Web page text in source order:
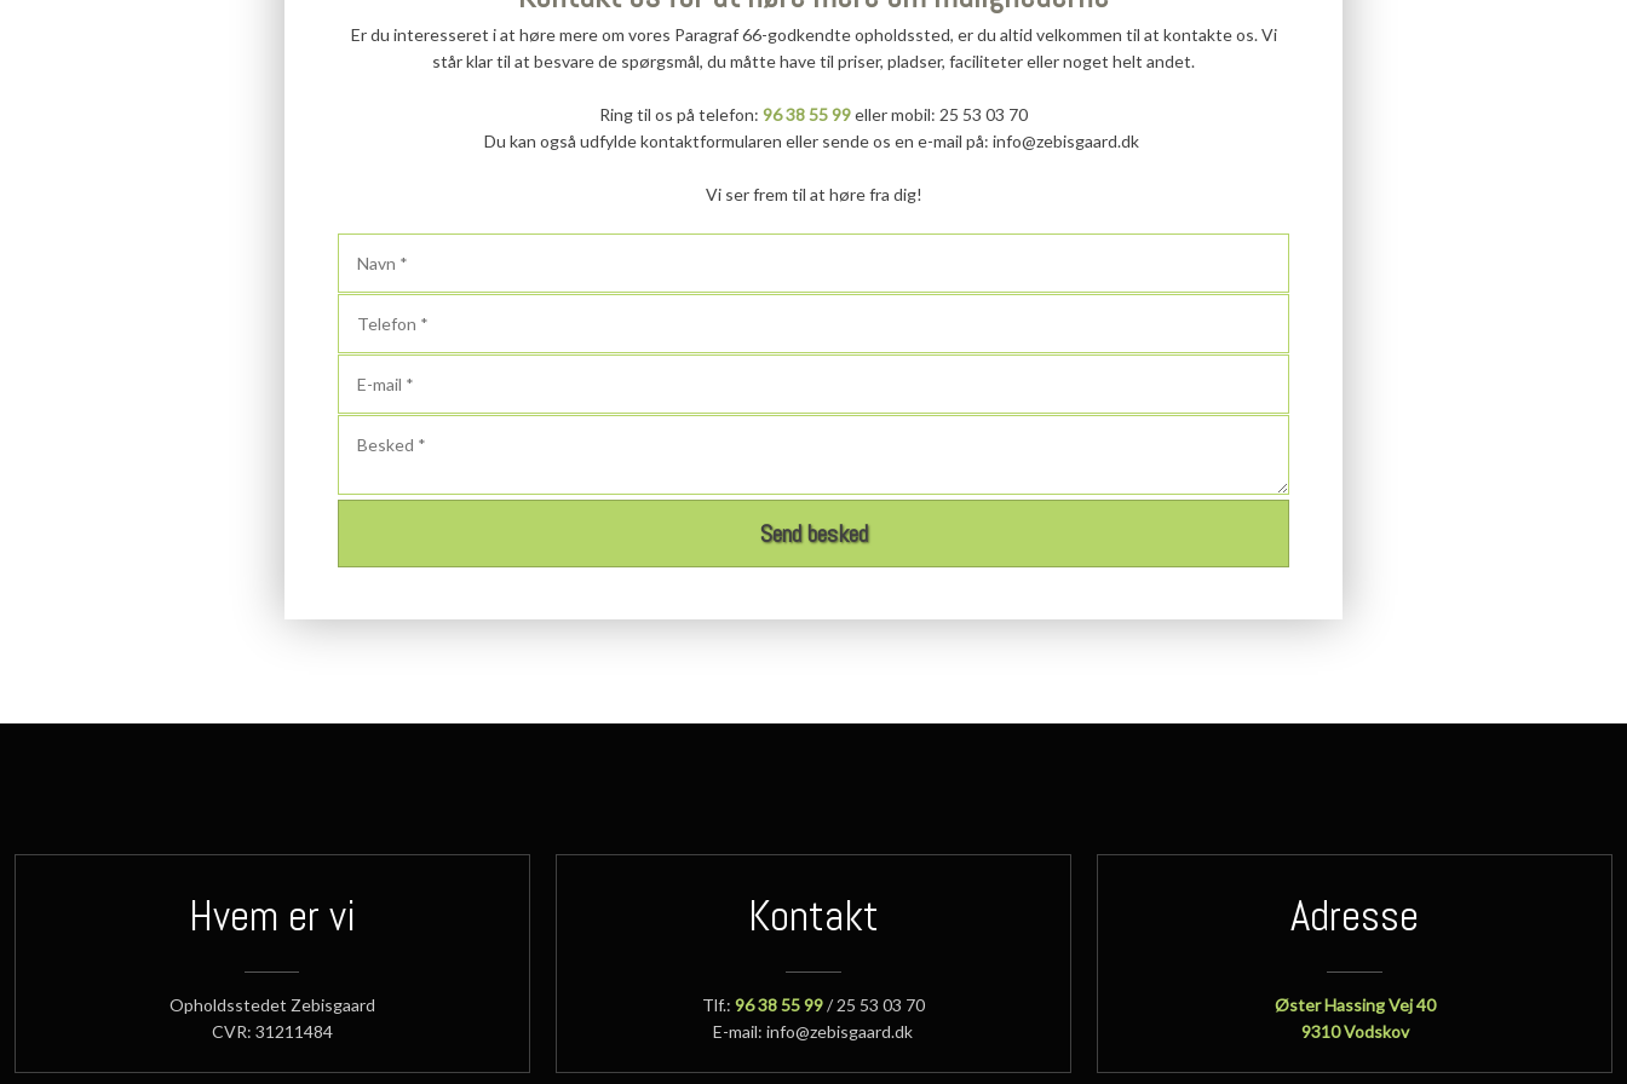
Er du interesseret i at høre mere om vores Paragraf 66-godkendte opholdssted, er du altid velkommen til at kontakte os. Vi
står klar til at besvare de spørgsmål, du måtte have til priser, pladser, faciliteter eller noget helt andet.
Ring til os på telefon: 96 38 55 99eller mobil: 25 53 03 70
Du kan også udfylde kontaktformularen eller sende os en e-mail på: info@zebisgaard.dk
Vi ser frem til at høre fra dig!
Hvem er vi
​Opholdsstedet Zebisgaard
CVR: 31211484
Kontakt
Tlf.: 96 38 55 99/ 25 53 03 70
E-mail: info@zebisgaard.dk​
Adresse
​Øster Hassing Vej 40
​9310 Vodskov